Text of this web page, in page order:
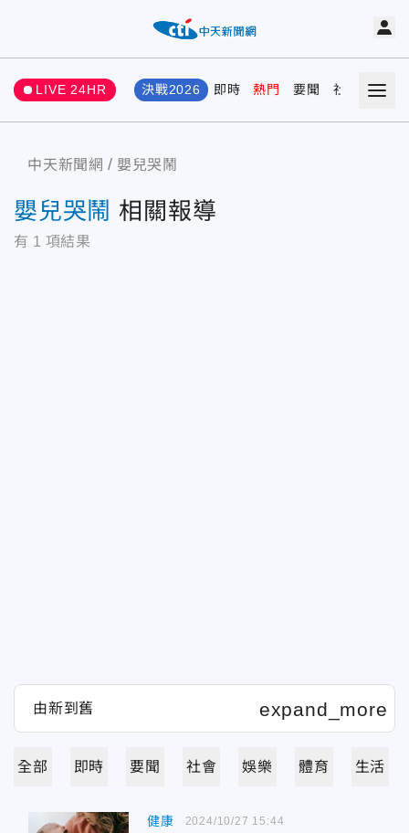
LIVE 24HR 決戰2026 即時 熱門 要聞 社會 娛樂
中天新聞網 嬰兒哭鬧
嬰兒哭鬧 相關報導
有 1 項結果
全部 即時 要聞 社會 娛樂 體育 生活
健康 2024/10/27 15:44